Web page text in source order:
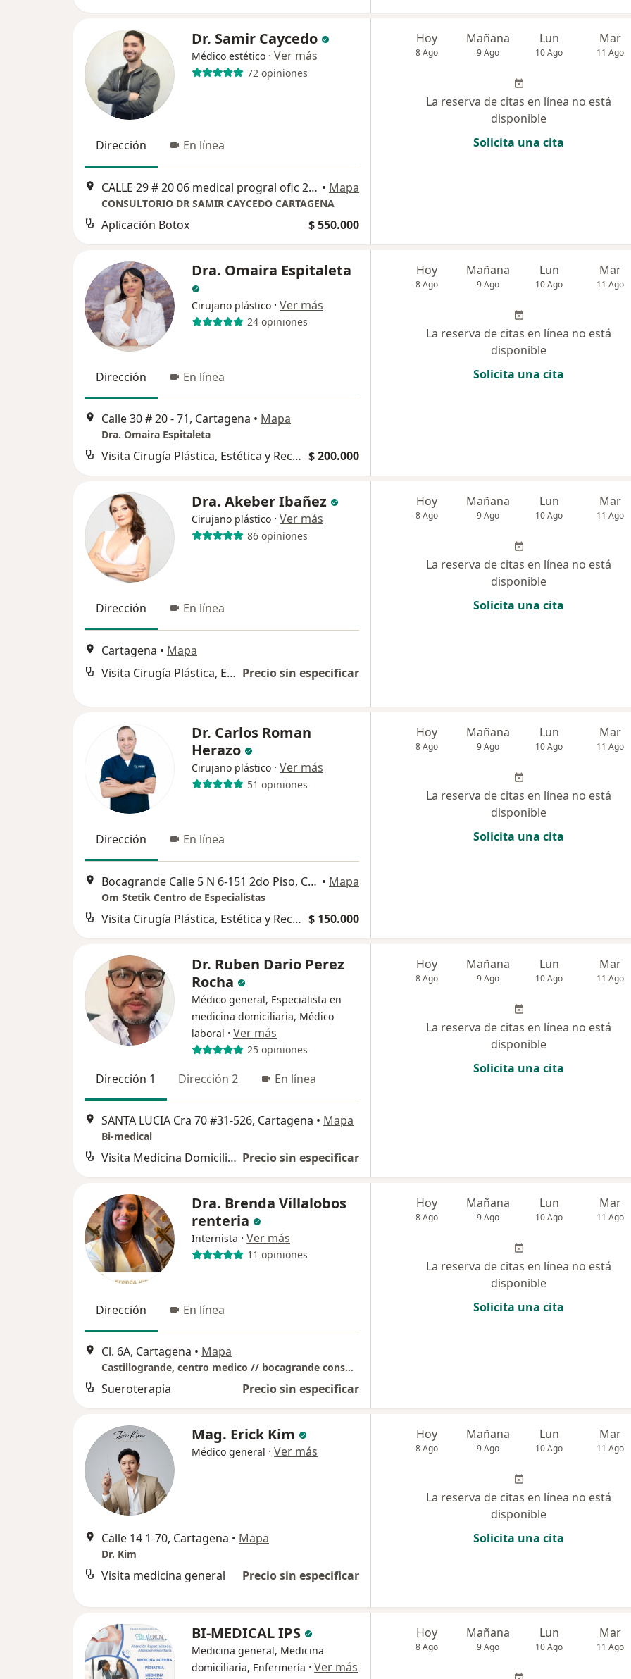
Dr. Samir Caycedo
Médico estético · Ver más
72 opiniones
Dirección En línea
CALLE 29 # 20 06 medical progral ofic 201#, Cartagena • Mapa
CONSULTORIO DR SAMIR CAYCEDO CARTAGENA
Aplicación Botox $ 550.000
Hoy
8 Ago
Mañana
9 Ago
Lun
10 Ago
Mar
11 Ago
La reserva de citas en línea no está
disponible
Solicita una cita
Dra. Omaira Espitaleta
Cirujano plástico · Ver más
24 opiniones
Dirección En línea
Calle 30 # 20 - 71, Cartagena • Mapa
Dra. Omaira Espitaleta
Visita Cirugía Plástica, Estética y Reconstructiva $ 200.000
Hoy
8 Ago
Mañana
9 Ago
Lun
10 Ago
Mar
11 Ago
La reserva de citas en línea no está
disponible
Solicita una cita
Dra. Akeber Ibañez
Cirujano plástico · Ver más
86 opiniones
Dirección En línea
Cartagena • Mapa
Visita Cirugía Plástica, Estética y Reconstructiva Precio sin especificar
Hoy
8 Ago
Mañana
9 Ago
Lun
10 Ago
Mar
11 Ago
La reserva de citas en línea no está
disponible
Solicita una cita
Dr. Carlos Roman
Herazo
Cirujano plástico · Ver más
51 opiniones
Dirección En línea
Bocagrande Calle 5 N 6-151 2do Piso, Cartagena • Mapa
Om Stetik Centro de Especialistas
Visita Cirugía Plástica, Estética y Reconstructiva $ 150.000
Hoy
8 Ago
Mañana
9 Ago
Lun
10 Ago
Mar
11 Ago
La reserva de citas en línea no está
disponible
Solicita una cita
Dr. Ruben Dario Perez
Rocha
Médico general, Especialista en
medicina domiciliaria, Médico
laboral · Ver más
25 opiniones
Dirección 1 Dirección 2 En línea
SANTA LUCIA Cra 70 #31-526, Cartagena • Mapa
Bi-medical
Visita Medicina Domiciliaria Precio sin especificar
Hoy
8 Ago
Mañana
9 Ago
Lun
10 Ago
Mar
11 Ago
La reserva de citas en línea no está
disponible
Solicita una cita
Dra. Brenda Villalobos
renteria
Internista · Ver más
11 opiniones
Dirección En línea
Cl. 6A, Cartagena • Mapa
Castillogrande, centro medico // bocagrande consultorio 401
Sueroterapia Precio sin especificar
Hoy
8 Ago
Mañana
9 Ago
Lun
10 Ago
Mar
11 Ago
La reserva de citas en línea no está
disponible
Solicita una cita
Mag. Erick Kim
Médico general · Ver más
Calle 14 1-70, Cartagena • Mapa
Dr. Kim
Visita medicina general Precio sin especificar
Hoy
8 Ago
Mañana
9 Ago
Lun
10 Ago
Mar
11 Ago
La reserva de citas en línea no está
disponible
Solicita una cita
BI-MEDICAL IPS
Medicina general, Medicina
domiciliaria, Enfermería · Ver más
Hoy
8 Ago
Mañana
9 Ago
Lun
10 Ago
Mar
11 Ago